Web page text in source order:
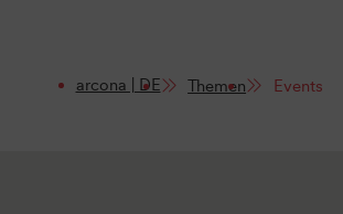
arcona | DE Themen Events